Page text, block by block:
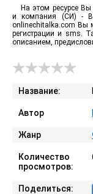
На этом ресурсе
и компания (СИ) -
onlinechitalka.com Вы
регистрации и sms.
описанием,
Название:
Автор
Жанр
Количество
просмотров:
Поделиться: